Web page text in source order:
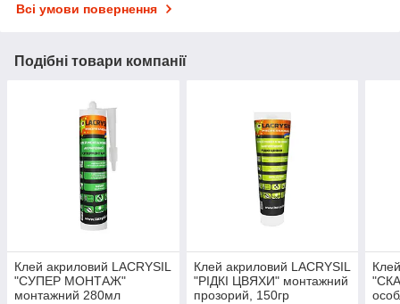
Всі умови повернення
Подібні товари компанії
Клей акриловий LACRYSIL
"СУПЕР МОНТАЖ"
монтажний 280мл
Клей акриловий LACRYSIL
"РІДКІ ЦВЯХИ" монтажний
прозорий, 150гр